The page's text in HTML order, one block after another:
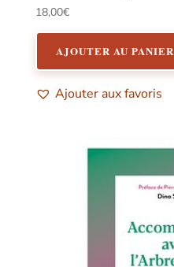
18,00€
AJOUTER AU PANIER
Ajouter aux favoris